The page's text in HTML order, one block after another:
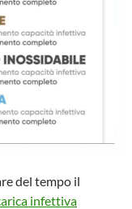
del tempo il
infettiva